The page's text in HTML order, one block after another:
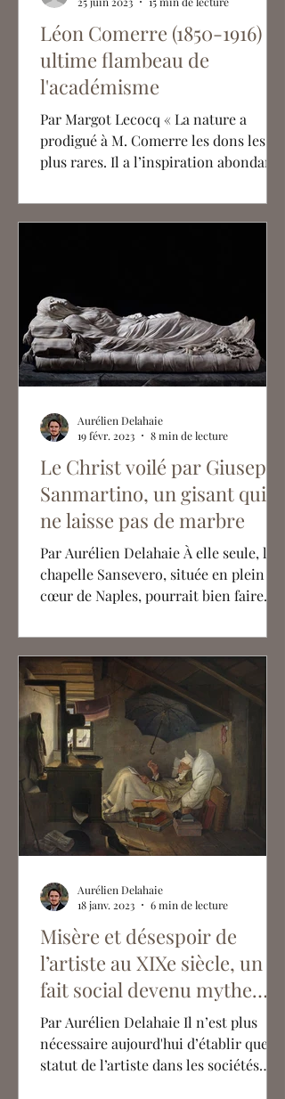
Léon Comerre (1850-1916) :
ultime flambeau de
l'académisme
Par Margot Lecocq « La nature a
prodigué à M. Comerre les dons les
plus rares. Il a l’inspiration abondante
Le Christ voilé par Giuseppe
Sanmartino, un gisant qui
ne laisse pas de marbre
Par Aurélien Delahaie À elle seule, la
chapelle Sansevero, située en plein
cœur de Naples, pourrait bien faire
Aurélien Delahaie
19 févr. 2023
8 min de lecture
Misère et désespoir de
l’artiste au XIXe siècle, un
fait social devenu mythe
artistique
Par Aurélien Delahaie Il n’est plus
nécessaire aujourd'hui d’établir que le
statut de l’artiste dans les sociétés
Aurélien Delahaie
18 janv. 2023
6 min de lecture